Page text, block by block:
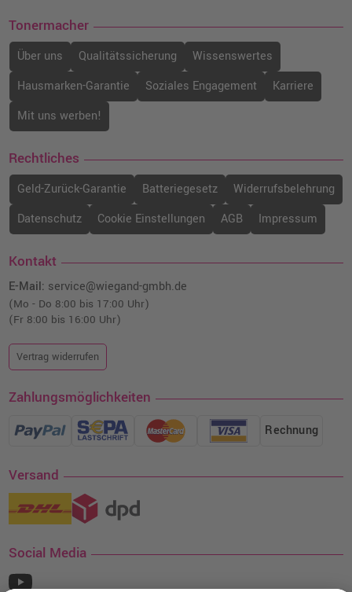
Tonermacher
Über uns Qualitätssicherung
Wissenswertes
Hausmarken-Garantie
Soziales Engagement
Karriere
Mit uns werben!
Rechtliches
Geld-Zurück-Garantie Batteriegesetz
Widerrufsbelehrung
Datenschutz
Cookie Einstellungen AGB Impressum
Kontakt
E-Mail: service@wiegand-gmbh.de
(Mo - Do 8:00 bis 17:00 Uhr)
(Fr 8:00 bis 16:00 Uhr)
Vertrag widerrufen
Zahlungsmöglichkeiten
Rechnung
Versand
Social Media